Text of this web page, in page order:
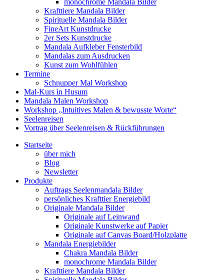
monochrome Mandala Bilder
Krafttiere Mandala Bilder
Spirituelle Mandala Bilder
FineArt Kunstdrucke
2er Sets Kunstdrucke
Mandala Aufkleber Fensterbild
Mandalas zum Ausdrucken
Kunst zum Wohlfühlen
Termine
Schnupper Mal Workshop
Mal-Kurs in Husum
Mandala Malen Workshop
Workshop „Intuitives Malen & bewusste Worte“
Seelenreisen
Vortrag über Seelenreisen & Rückführungen
Startseite
über mich
Blog
Newsletter
Produkte
Auftrags Seelenmandala Bilder
persönliches Krafttier Energiebild
Originale Mandala Bilder
Originale auf Leinwand
Originale Kunstwerke auf Papier
Originale auf Canvas Board/Holzplatte
Mandala Energiebilder
Chakra Mandala Bilder
monochrome Mandala Bilder
Krafttiere Mandala Bilder